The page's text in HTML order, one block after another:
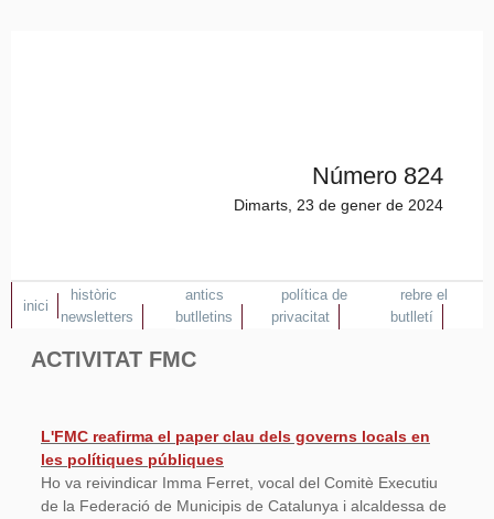
Número 824
Dimarts, 23 de gener de 2024
inici
històric
newsletters
antics
butlletins
política de
privacitat
rebre el
butlletí
ACTIVITAT FMC
L'FMC reafirma el paper clau dels governs locals en
les polítiques públiques
Ho va reivindicar Imma Ferret, vocal del Comitè Executiu
de la Federació de Municipis de Catalunya i alcaldessa de